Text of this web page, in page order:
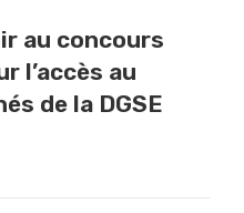
au concours
l’accès au
de la DGSE